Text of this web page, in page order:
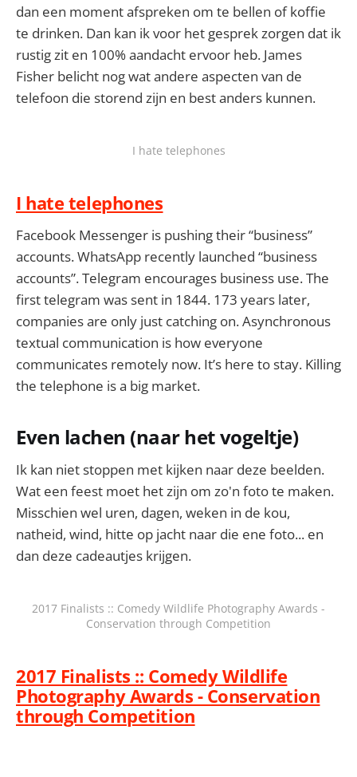
dan een moment afspreken om te bellen of koffie
te drinken. Dan kan ik voor het gesprek zorgen dat ik
rustig zit en 100% aandacht ervoor heb. James
Fisher belicht nog wat andere aspecten van de
telefoon die storend zijn en best anders kunnen.
I hate telephones
I hate telephones
Facebook Messenger is pushing their “business”
accounts. WhatsApp recently launched “business
accounts”. Telegram encourages business use. The
first telegram was sent in 1844. 173 years later,
companies are only just catching on. Asynchronous
textual communication is how everyone
communicates remotely now. It’s here to stay. Killing
the telephone is a big market.
Even lachen (naar het vogeltje)
Ik kan niet stoppen met kijken naar deze beelden.
Wat een feest moet het zijn om zo'n foto te maken.
Misschien wel uren, dagen, weken in de kou,
natheid, wind, hitte op jacht naar die ene foto... en
dan deze cadeautjes krijgen.
2017 Finalists :: Comedy Wildlife Photography Awards -
Conservation through Competition
2017 Finalists :: Comedy Wildlife
Photography Awards - Conservation
through Competition